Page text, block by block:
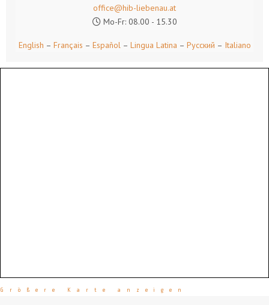
office@hib-liebenau.at
Mo-Fr: 08.00 - 15.30
English – Français – Español– Lingua Latina – Русский – Italiano
Größere Karte anzeigen